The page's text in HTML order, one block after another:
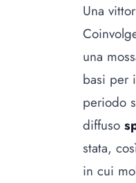
Una
una
basi per
periodo
diffuso
stata,
in cui